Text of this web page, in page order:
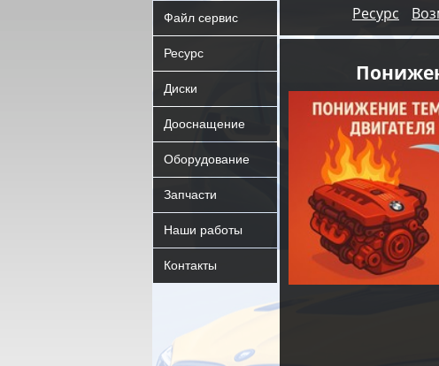
Файл сервис
Ресурс
Диски
Дооснащение
Оборудование
Запчасти
Наши работы
Контакты
Ресурс